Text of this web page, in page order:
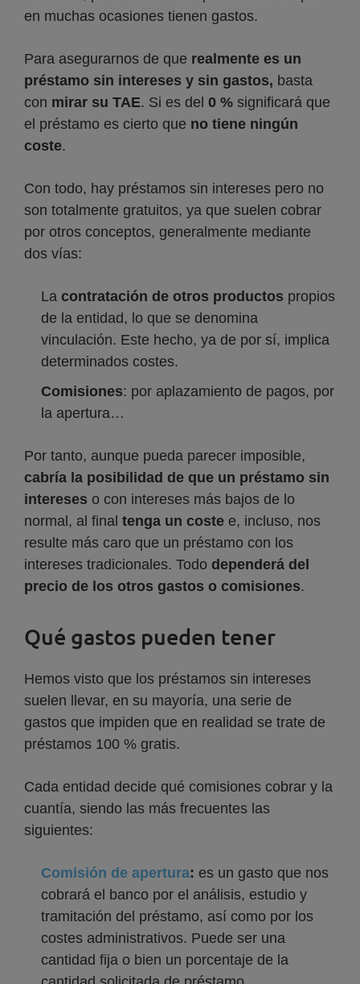
en muchas ocasiones tienen gastos.
Para asegurarnos de que realmente es un
préstamo sin intereses y sin gastos, basta
con mirar su TAE. Si es del 0 % significará que
el préstamo es cierto que no tiene ningún
coste.
Con todo, hay préstamos sin intereses pero no
son totalmente gratuitos, ya que suelen cobrar
por otros conceptos, generalmente mediante
dos vías:
La contratación de otros productos propios
de la entidad, lo que se denomina
vinculación. Este hecho, ya de por sí, implica
determinados costes.
Comisiones: por aplazamiento de pagos, por
la apertura…
Por tanto, aunque pueda parecer imposible,
cabría la posibilidad de que un préstamo sin
intereses o con intereses más bajos de lo
normal, al final tenga un coste e, incluso, nos
resulte más caro que un préstamo con los
intereses tradicionales. Todo dependerá del
precio de los otros gastos o comisiones.
Qué gastos pueden tener
Hemos visto que los préstamos sin intereses
suelen llevar, en su mayoría, una serie de
gastos que impiden que en realidad se trate de
préstamos 100 % gratis.
Cada entidad decide qué comisiones cobrar y la
cuantía, siendo las más frecuentes las
siguientes:
Comisión de apertura: es un gasto que nos
cobrará el banco por el análisis, estudio y
tramitación del préstamo, así como por los
costes administrativos. Puede ser una
cantidad fija o bien un porcentaje de la